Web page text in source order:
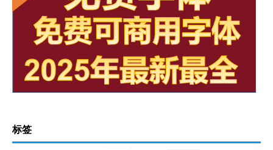
标签